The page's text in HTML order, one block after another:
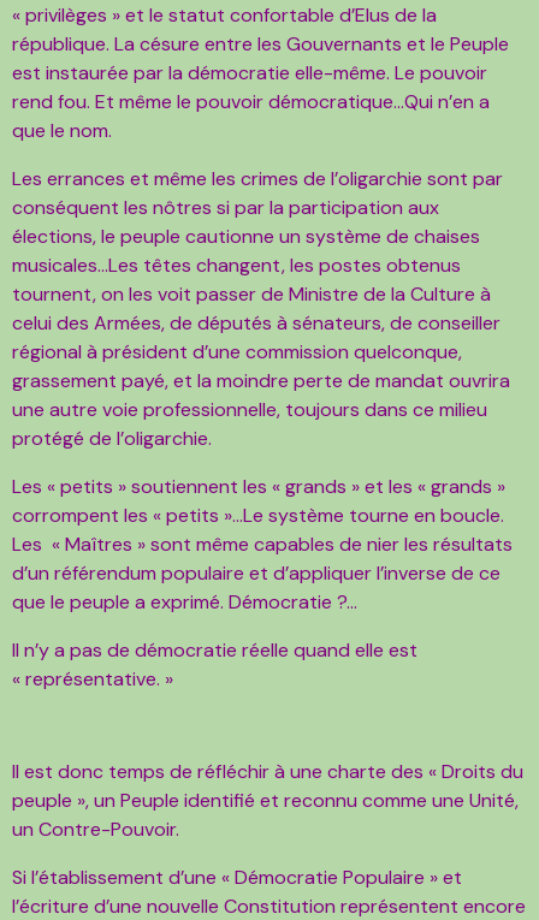
« privilèges » et le statut confortable d’Elus de la
république. La césure entre les Gouvernants et le Peuple
est instaurée par la démocratie elle-même. Le pouvoir
rend fou. Et même le pouvoir démocratique…Qui n’en a
que le nom.
Les errances et même les crimes de l’oligarchie sont par
conséquent les nôtres si par la participation aux
élections, le peuple cautionne un système de chaises
musicales…Les têtes changent, les postes obtenus
tournent, on les voit passer de Ministre de la Culture à
celui des Armées, de députés à sénateurs, de conseiller
régional à président d’une commission quelconque,
grassement payé, et la moindre perte de mandat ouvrira
une autre voie professionnelle, toujours dans ce milieu
protégé de l’oligarchie.
Les « petits » soutiennent les « grands » et les « grands »
corrompent les « petits »…Le système tourne en boucle.
Les « Maîtres » sont même capables de nier les résultats
d’un référendum populaire et d’appliquer l’inverse de ce
que le peuple a exprimé. Démocratie ?...
Il n’y a pas de démocratie réelle quand elle est
« représentative. »
Il est donc temps de réfléchir à une charte des « Droits du
peuple », un Peuple identifié et reconnu comme une Unité,
un Contre-Pouvoir.
Si l’établissement d’une « Démocratie Populaire » et
l’écriture d’une nouvelle Constitution représentent encore